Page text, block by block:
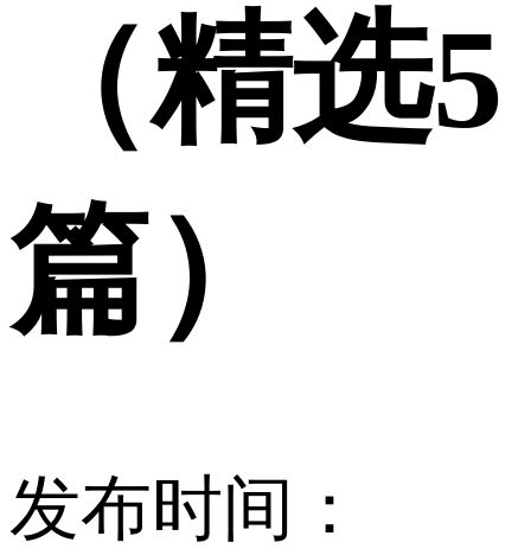
（精选5
篇）
发布时间：